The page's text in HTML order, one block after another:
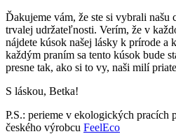
Ďakujeme vám, že ste si vybrali našu
trvalej udržateľnosti. Verím, že v
nájdete kúsok našej lásky k prírode a
každým praním sa tento kúsok bude
presne tak, ako si to vy, naši milí
S láskou, Betka!
P.S.: perieme v ekologických pracích
českého výrobcu FeelEco